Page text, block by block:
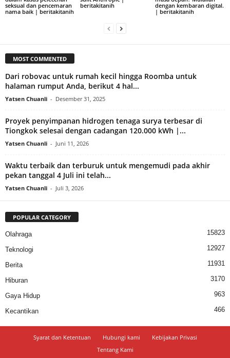
seksual dan pencemaran
nama baik | beritakitanih
beritakitanih
dengan kembaran digital.
| beritakitanih
MOST COMMENTED
Dari robovac untuk rumah kecil hingga Roomba untuk
halaman rumput Anda, berikut 4 hal...
Yatsen Chuanli - Desember 31, 2025
Proyek penyimpanan hidrogen tenaga surya terbesar di
Tiongkok selesai dengan cadangan 120.000 kWh |...
Yatsen Chuanli - Juni 11, 2026
Waktu terbaik dan terburuk untuk mengemudi pada akhir
pekan tanggal 4 Juli ini telah...
Yatsen Chuanli - Juli 3, 2026
POPULAR CATEGORY
Olahraga 15823
Teknologi 12927
Berita 11931
Hiburan 3170
Gaya Hidup 963
Kecantikan 466
Syarat dan Ketentuan Hubungi kami
Kebijakan Privasi
Tentang Kami